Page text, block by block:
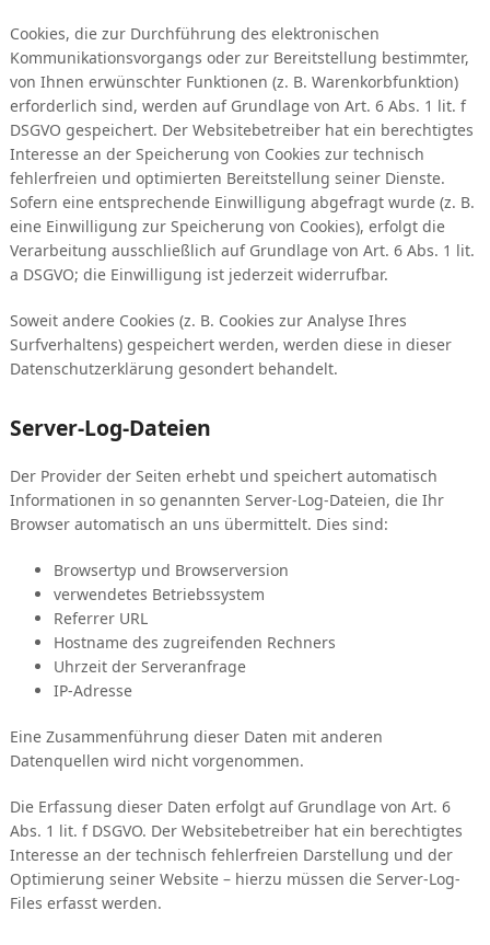
Cookies, die zur Durchführung des elektronischen
Kommunikationsvorgangs oder zur Bereitstellung bestimmter,
von Ihnen erwünschter Funktionen (z. B. Warenkorbfunktion)
erforderlich sind, werden auf Grundlage von Art. 6 Abs. 1 lit. f
DSGVO gespeichert. Der Websitebetreiber hat ein berechtigtes
Interesse an der Speicherung von Cookies zur technisch
fehlerfreien und optimierten Bereitstellung seiner Dienste.
Sofern eine entsprechende Einwilligung abgefragt wurde (z. B.
eine Einwilligung zur Speicherung von Cookies), erfolgt die
Verarbeitung ausschließlich auf Grundlage von Art. 6 Abs. 1 lit.
a DSGVO; die Einwilligung ist jederzeit widerrufbar.
Soweit andere Cookies (z. B. Cookies zur Analyse Ihres
Surfverhaltens) gespeichert werden, werden diese in dieser
Datenschutzerklärung gesondert behandelt.
Server-Log-Dateien
Der Provider der Seiten erhebt und speichert automatisch
Informationen in so genannten Server-Log-Dateien, die Ihr
Browser automatisch an uns übermittelt. Dies sind:
Browsertyp und Browserversion
verwendetes Betriebssystem
Referrer URL
Hostname des zugreifenden Rechners
Uhrzeit der Serveranfrage
IP-Adresse
Eine Zusammenführung dieser Daten mit anderen
Datenquellen wird nicht vorgenommen.
Die Erfassung dieser Daten erfolgt auf Grundlage von Art. 6
Abs. 1 lit. f DSGVO. Der Websitebetreiber hat ein berechtigtes
Interesse an der technisch fehlerfreien Darstellung und der
Optimierung seiner Website – hierzu müssen die Server-Log-
Files erfasst werden.